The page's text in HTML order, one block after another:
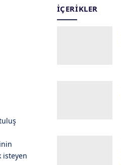
isteyen
İÇERIKLER